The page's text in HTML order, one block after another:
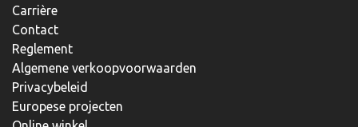
Carrière
Contact
Reglement
Algemene verkoopvoorwaarden
Privacybeleid
Europese projecten